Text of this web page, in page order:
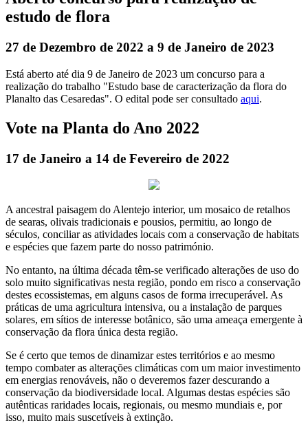
estudo de flora
27 de Dezembro de 2022 a 9 de Janeiro de 2023
Está aberto até dia 9 de Janeiro de 2023 um concurso para a
realização do trabalho "Estudo base de caracterização da flora do
Planalto das Cesaredas". O edital pode ser consultado aqui.
Vote na Planta do Ano 2022
17 de Janeiro a 14 de Fevereiro de 2022
A ancestral paisagem do Alentejo interior, um mosaico de retalhos
de searas, olivais tradicionais e pousios, permitiu, ao longo de
séculos, conciliar as atividades locais com a conservação de habitats
e espécies que fazem parte do nosso património.
No entanto, na última década têm-se verificado alterações de uso do
solo muito significativas nesta região, pondo em risco a conservação
destes ecossistemas, em alguns casos de forma irrecuperável. As
práticas de uma agricultura intensiva, ou a instalação de parques
solares, em sítios de interesse botânico, são uma ameaça emergente à
conservação da flora única desta região.
Se é certo que temos de dinamizar estes territórios e ao mesmo
tempo combater as alterações climáticas com um maior investimento
em energias renováveis, não o deveremos fazer descurando a
conservação da biodiversidade local. Algumas destas espécies são
autênticas raridades locais, regionais, ou mesmo mundiais e, por
isso, muito mais suscetíveis à extinção.